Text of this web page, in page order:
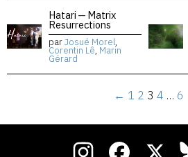
Hatari — Matrix
Resurrections
parJosué Morel,
Corentin Lê, Marin
Gérard
← 1 2 3 4 … 6